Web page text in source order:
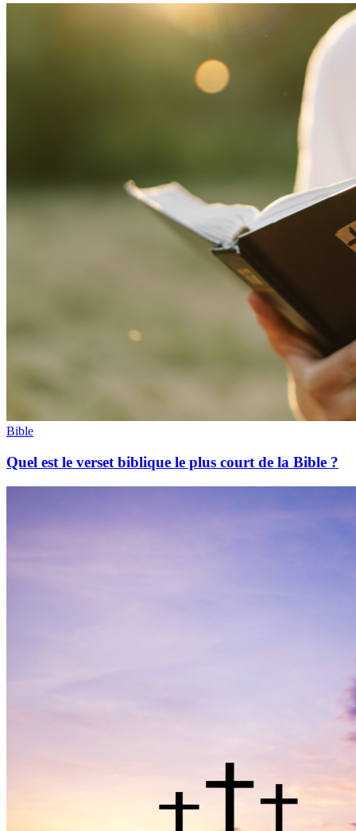
Bible
Quel est le verset biblique le plus court de la Bible ?